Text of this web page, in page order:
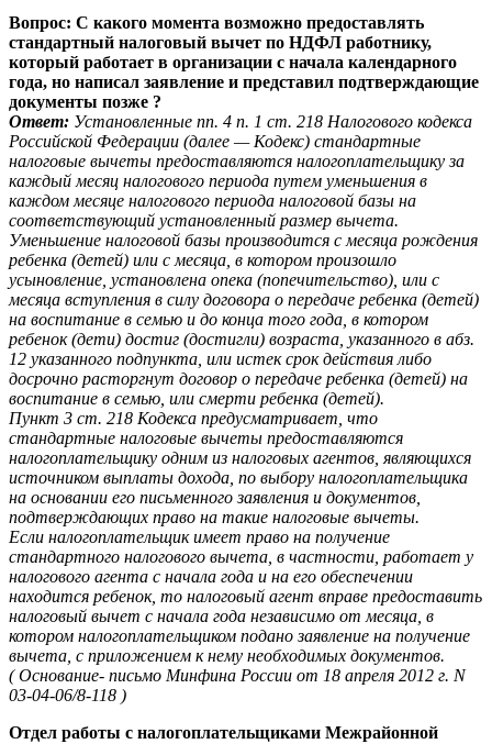
Вопрос: С какого момента возможно предоставлять
стандартный налоговый вычет по НДФЛ работнику,
который работает в организации с начала календарного
года, но написал заявление и представил подтверждающие
документы позже ?
Ответ: Установленные пп. 4 п. 1 ст. 218 Налогового кодекса
Российской Федерации (далее — Кодекс) стандартные
налоговые вычеты предоставляются налогоплательщику за
каждый месяц налогового периода путем уменьшения в
каждом месяце налогового периода налоговой базы на
соответствующий установленный размер вычета.
Уменьшение налоговой базы производится с месяца рождения
ребенка (детей) или с месяца, в котором произошло
усыновление, установлена опека (попечительство), или с
месяца вступления в силу договора о передаче ребенка (детей)
на воспитание в семью и до конца того года, в котором
ребенок (дети) достиг (достигли) возраста, указанного в абз.
12 указанного подпункта, или истек срок действия либо
досрочно расторгнут договор о передаче ребенка (детей) на
воспитание в семью, или смерти ребенка (детей).
Пункт 3 ст. 218 Кодекса предусматривает, что
стандартные налоговые вычеты предоставляются
налогоплательщику одним из налоговых агентов, являющихся
источником выплаты дохода, по выбору налогоплательщика
на основании его письменного заявления и документов,
подтверждающих право на такие налоговые вычеты.
Если налогоплательщик имеет право на получение
стандартного налогового вычета, в частности, работает у
налогового агента с начала года и на его обеспечении
находится ребенок, то налоговый агент вправе предоставить
налоговый вычет с начала года независимо от месяца, в
котором налогоплательщиком подано заявление на получение
вычета, с приложением к нему необходимых документов.
( Основание- письмо Минфина России от 18 апреля 2012 г. N
03-04-06/8-118 )
Отдел работы с налогоплательщиками Межрайонной